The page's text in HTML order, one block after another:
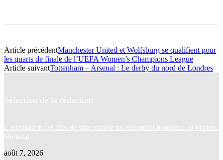
Article précédentManchester United et Wolfsburg se qualifient pour
les quarts de finale de l’UEFA Women’s Champions League
Article suivantTottenham – Arsenal : Le derby du nord de Londres
Sélection de la rédaction
L’élimination des têtes de série marque un événement historique au Masters
Montréal
août 7, 2026